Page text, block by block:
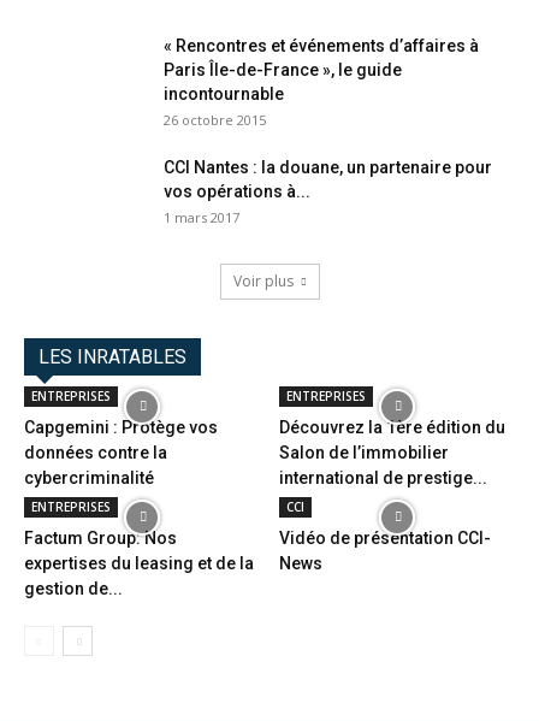
« Rencontres et événements d’affaires à
Paris Île-de-France », le guide
incontournable
26 octobre 2015
CCI Nantes : la douane, un partenaire pour
vos opérations à...
1 mars 2017
Voir plus
LES INRATABLES
ENTREPRISES
Capgemini : Protège vos
données contre la
cybercriminalité
ENTREPRISES
Découvrez la 1ère édition du
Salon de l’immobilier
international de prestige...
ENTREPRISES
Factum Group: Nos
expertises du leasing et de la
gestion de...
CCI
Vidéo de présentation CCI-
News